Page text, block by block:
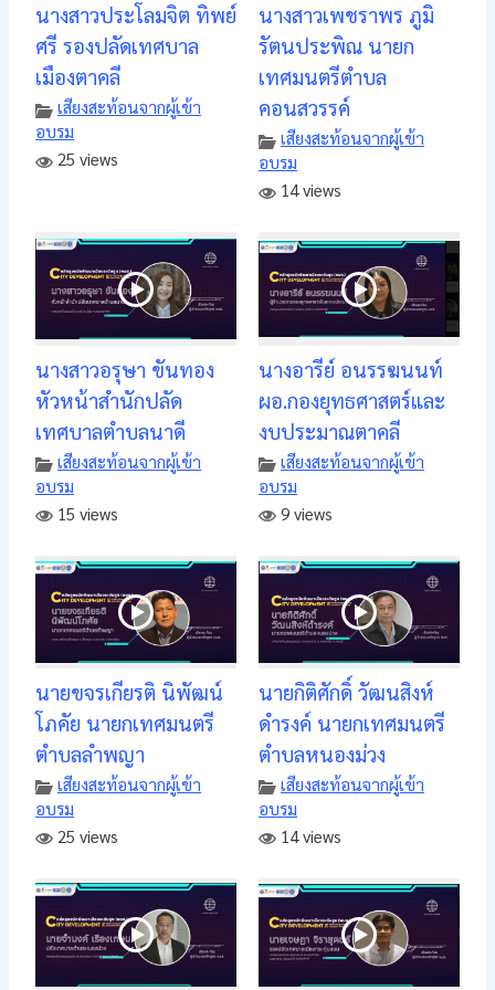
นางสาวประโลมจิต ทิพย์
ศรี รองปลัดเทศบาล
เมืองตาคลี
เสียงสะท้อนจากผู้เข้า
อบรม
25 views
นางสาวเพชราพร ภูมิ
รัตนประพิณ นายก
เทศมนตรีตำบล
คอนสวรรค์
เสียงสะท้อนจากผู้เข้า
อบรม
14 views
นางสาวอรุษา ขันทอง
หัวหน้าสำนักปลัด
เทศบาลตำบลนาดี
เสียงสะท้อนจากผู้เข้า
อบรม
15 views
นางอารีย์ อนรรฆนนท์
ผอ.กองยุทธศาสตร์และ
งบประมาณตาคลี
เสียงสะท้อนจากผู้เข้า
อบรม
9 views
นายขจรเกียรติ นิพัฒน์
โภคัย นายกเทศมนตรี
ตำบลลำพญา
เสียงสะท้อนจากผู้เข้า
อบรม
25 views
นายกิติศักดิ์ วัฒนสิงห์
ดำรงค์ นายกเทศมนตรี
ตำบลหนองม่วง
เสียงสะท้อนจากผู้เข้า
อบรม
14 views